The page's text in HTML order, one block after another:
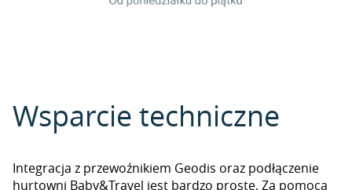
Wsparcie techniczne
Integracja z przewoźnikiem Geodis oraz podłączenie
hurtowni Baby&Travel jest bardzo proste. Za pomocą